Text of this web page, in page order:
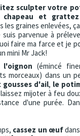
sculpter votre
chapeau et
les graines enlevées,
suis parvenue à
faire ma farce et je
mini Mr Jack!
l'oignon (émincé
morceaux) dans un
gousses d'ail, le
mijoter à feu
d'une purée.
cassez un œuf